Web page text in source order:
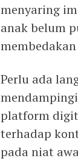
menyaring
anak belum
Perlu ada
platform
terhadap
pada niat